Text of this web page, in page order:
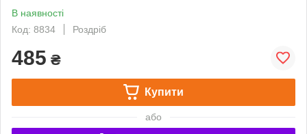
В наявності
Код: 8834
Роздріб
485 ₴
Купити
або